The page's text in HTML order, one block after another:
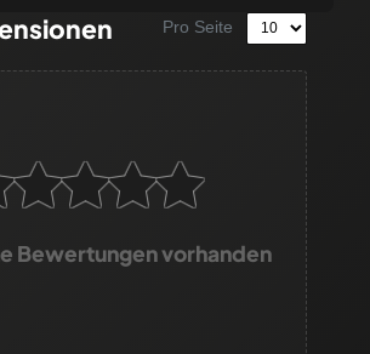
Pro Seite
Bewertungen vorhanden